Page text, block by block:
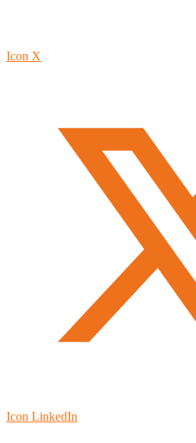
Icon X
Icon LinkedIn